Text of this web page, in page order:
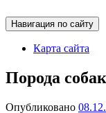
Навигация по сайту
Карта сайта
Порода
Опубликовано